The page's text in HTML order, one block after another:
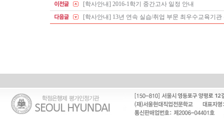
[학사안내] 2016-1학기 중간고사 일정 안내
[학사안내] 13년 연속 실습/취업 부문 최우수교육기관